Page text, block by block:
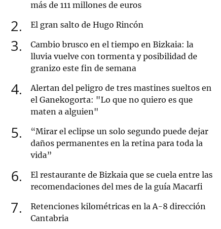
más de 111 millones de euros
2 El gran salto de Hugo Rincón
3
Cambio brusco en el tiempo en Bizkaia: la
lluvia vuelve con tormenta y posibilidad de
granizo este fin de semana
4
Alertan del peligro de tres mastines sueltos en
el Ganekogorta: "Lo que no quiero es que
maten a alguien"
5
“Mirar el eclipse un solo segundo puede dejar
daños permanentes en la retina para toda la
vida”
6
El restaurante de Bizkaia que se cuela entre las
recomendaciones del mes de la guía Macarfi
7
Retenciones kilométricas en la A-8 dirección
Cantabria